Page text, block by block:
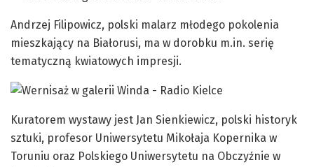
Andrzej Filipowicz, polski malarz młodego pokolenia
mieszkający na Białorusi, ma w dorobku m.in. serię
tematyczną kwiatowych impresji.
Kuratorem wystawy jest Jan Sienkiewicz, polski historyk
sztuki, profesor Uniwersytetu Mikołaja Kopernika w
Toruniu oraz Polskiego Uniwersytetu na Obczyźnie w